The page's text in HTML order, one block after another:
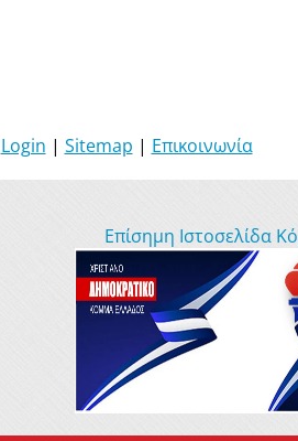
Login | Sitemap | Επικοινωνία
Επίσημη Ιστοσελίδα